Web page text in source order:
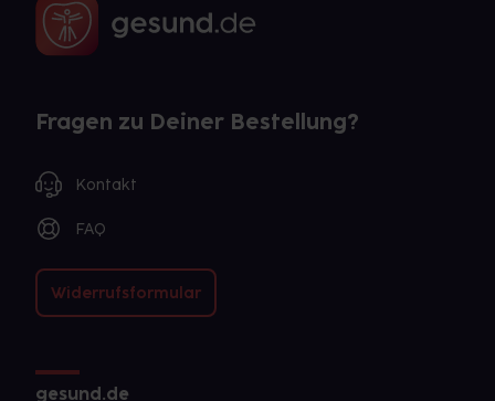
Fragen zu Deiner Bestellung?
Kontakt
FAQ
Widerrufsformular
gesund.de